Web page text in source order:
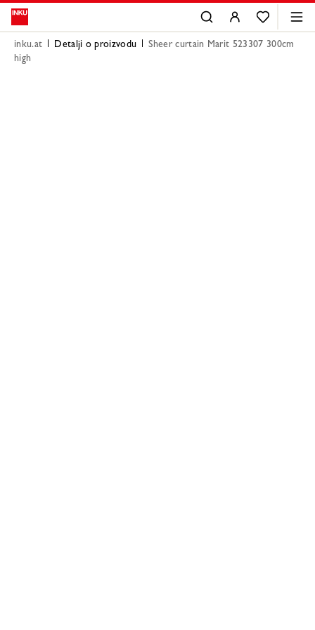
inku.at Detalji o proizvodu
Sheer curtain Marit 523307 300cm
high